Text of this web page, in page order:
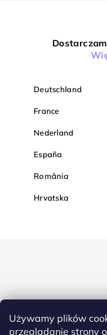
Używamy plików
przeglądanie strony
Deutschland
France
Nederland
España
România
Hrvatska